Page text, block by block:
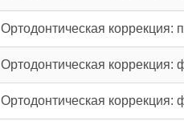
Ортодонтическая коррекция:
Ортодонтическая
Ортодонтическая коррекция: